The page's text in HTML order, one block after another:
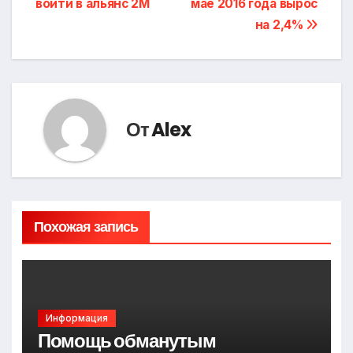
мае 2016 года вырос
на 2,4%
войти в альянс 2M
ОтAlex
Похожая запись
Информация
Помощь обманутым